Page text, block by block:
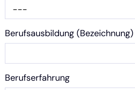
---
Berufsausbildung (Bezeichnung)
Berufserfahrung